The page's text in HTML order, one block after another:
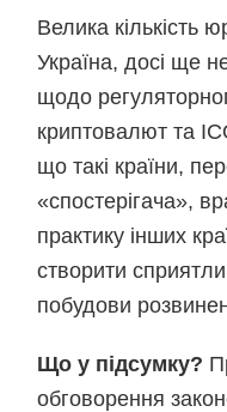
Велика кількість
Україна, досі ще
щодо
криптовалют та
що такі країни,
«спостерігача»,
практику інших
створити
побудови
Що у підсумку?
обговорення